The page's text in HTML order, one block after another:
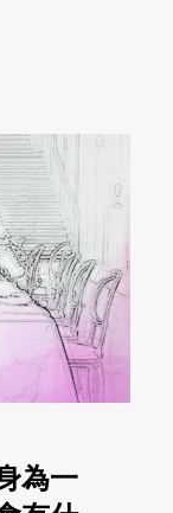
為一